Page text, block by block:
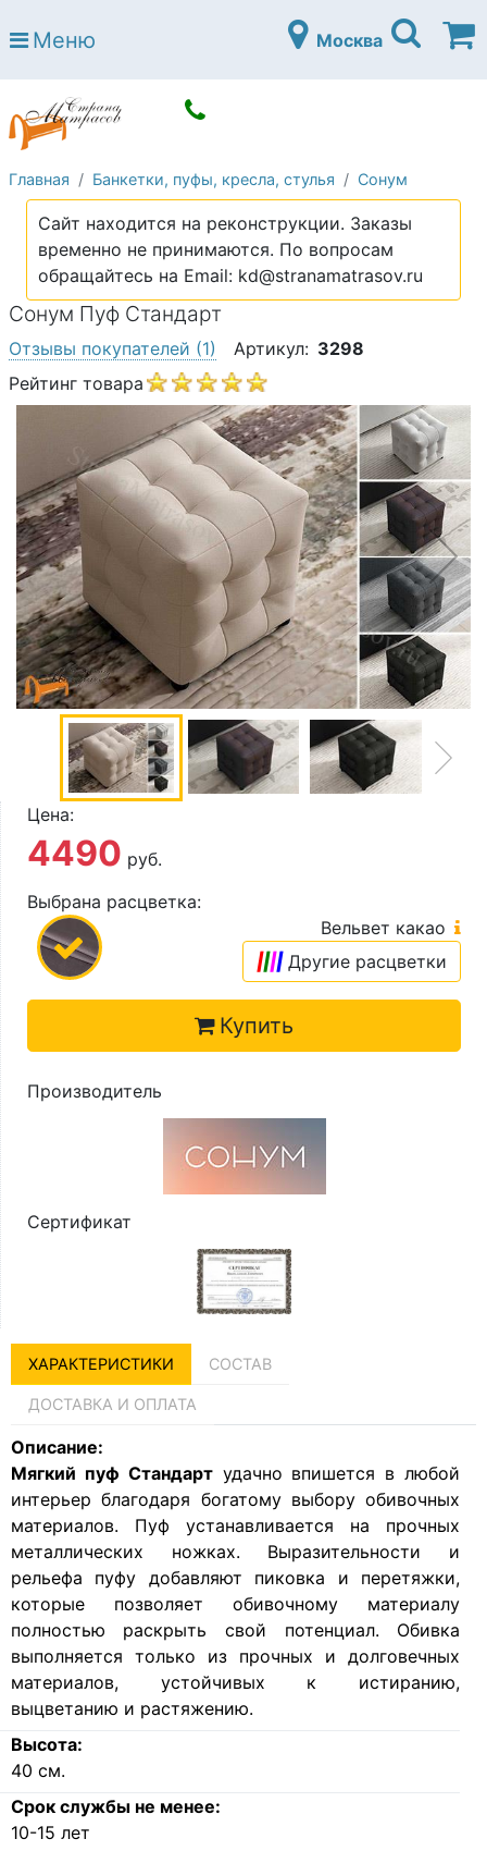
Страна матрасов
Open submenu (Матрасы)
Open submenu (Кровати)
Кровати
Open submenu (Аксессуары)
Open submenu (Диваны)
Диваны
Open submenu (Постельное белье)
Постельное белье
Open submenu (Мебель)
Мебель
Open submenu (Основания)
Основания
Open submenu (Детские матрасы)
Детские матрасы
Open submenu (Детские кровати)
Детские кровати
Open submenu (Шкафы)
Шкафы
О компании
Контакты
Доставка по городу
Меню Москва
Главная Банкетки, пуфы, кресла, стулья Сонум
Сайт находится на реконструкции. Заказы
временно не принимаются. По вопросам
обращайтесь на Email: kd@stranamatrasov.ru
Сонум Пуф Стандарт
Отзывы покупателей (1) Артикул: 3298
Рейтинг товара
Цена:
4490 руб.
Выбрана расцветка:
Вельвет какао
|||| Другие расцветки
Купить
Производитель
Сертификат
ХАРАКТЕРИСТИКИ СОСТАВ
ДОСТАВКА И ОПЛАТА
Описание:
Мягкий пуф Стандартудачно впишется в любой
интерьер благодаря богатому выбору обивочных
материалов. Пуф устанавливается на прочных
металлических ножках. Выразительности и
рельефа пуфу добавляют пиковка и перетяжки,
которые позволяет обивочному материалу
полностью раскрыть свой потенциал. Обивка
выполняется только из прочных и долговечных
материалов, устойчивых к истиранию,
выцветанию и растяжению.
Высота:
40 см.
Срок службы не менее:
10-15 лет